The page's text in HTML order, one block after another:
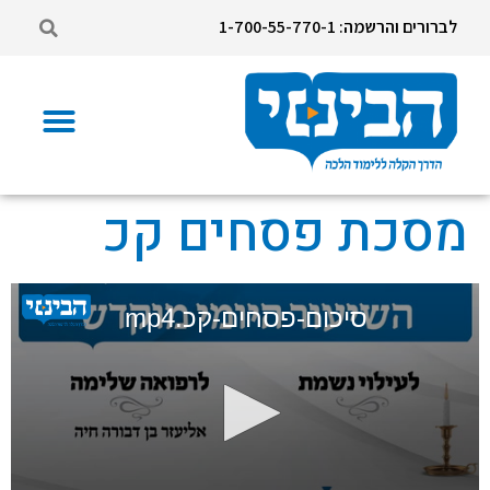
לברורים והרשמה: 1-700-55-770-1
מסכת פסחים קכ
סיכום-פסחים-קכ.mp4